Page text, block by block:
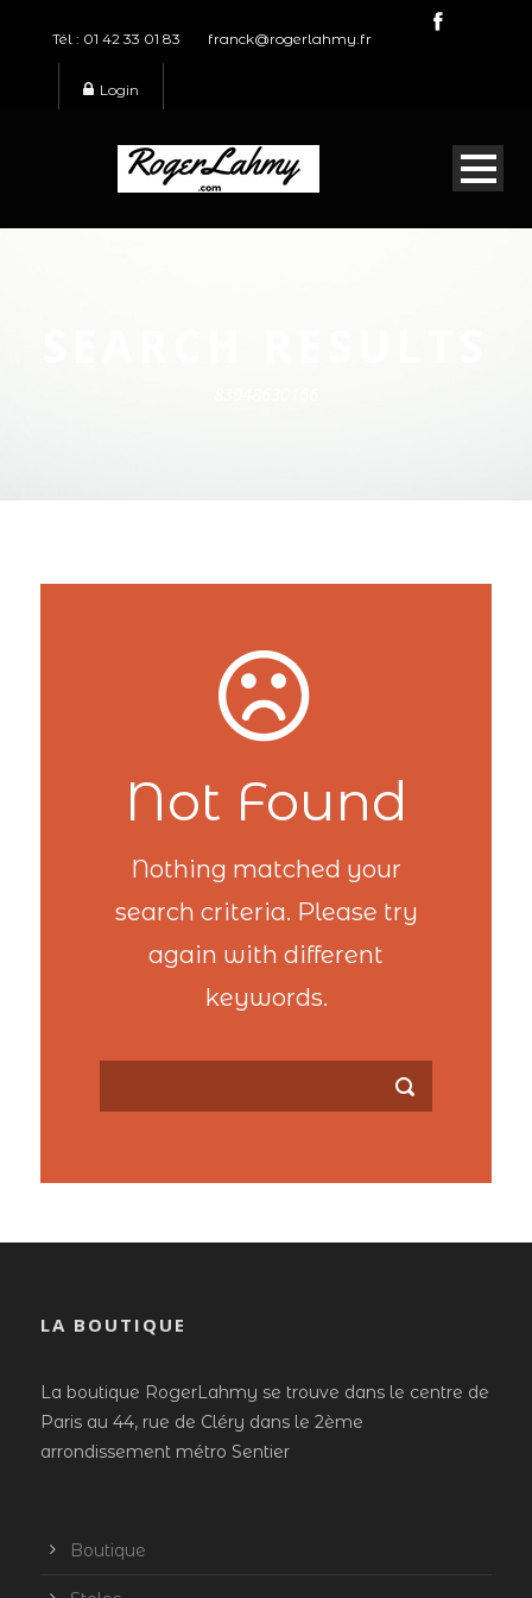
Tél : 01 42 33 01 83 franck@rogerlahmy.fr
Login
Not Found
Nothing matched your
search criteria. Please try
again with different
keywords.
LA BOUTIQUE
La boutique RogerLahmy se trouve dans le centre de
Paris au 44, rue de Cléry dans le 2ème
arrondissement métro Sentier
Boutique